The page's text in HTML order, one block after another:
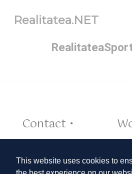
This website uses cookies to
Realitatea.NET
Contact •
Cookies •